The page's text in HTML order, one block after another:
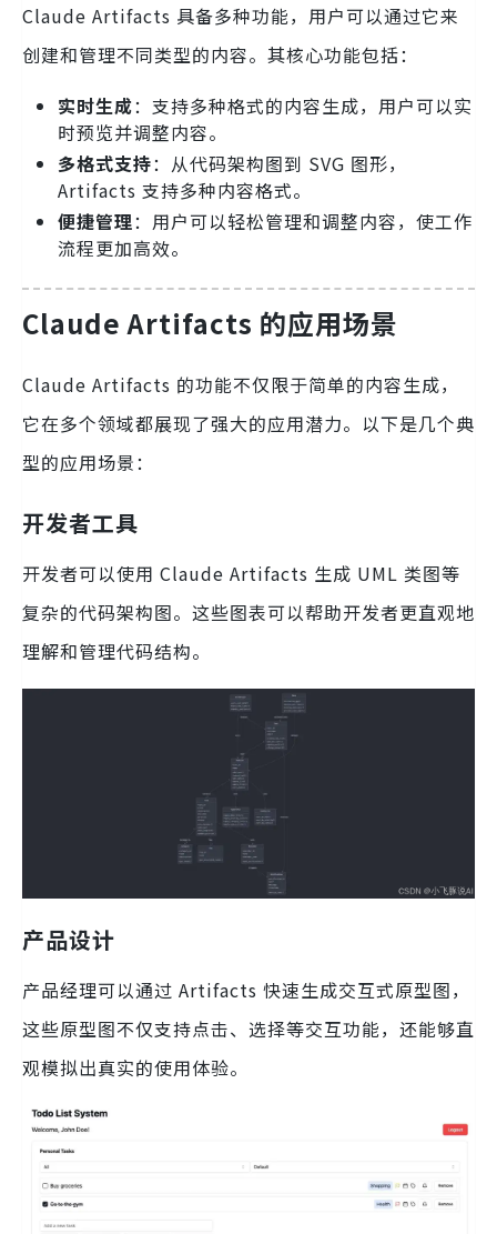
Claude Artifacts 具备多种功能，用户可以通过它来
创建和管理不同类型的内容。其核心功能包括：
实时生成：支持多种格式的内容生成，用户可以实
时预览并调整内容。
多格式支持：从代码架构图到 SVG 图形，
Artifacts 支持多种内容格式。
便捷管理：用户可以轻松管理和调整内容，使工作
流程更加高效。
Claude Artifacts 的应用场景
Claude Artifacts 的功能不仅限于简单的内容生成，
它在多个领域都展现了强大的应用潜力。以下是几个典
型的应用场景：
开发者工具
开发者可以使用 Claude Artifacts 生成 UML 类图等
复杂的代码架构图。这些图表可以帮助开发者更直观地
理解和管理代码结构。
产品设计
产品经理可以通过 Artifacts 快速生成交互式原型图，
这些原型图不仅支持点击、选择等交互功能，还能够直
观模拟出真实的使用体验。